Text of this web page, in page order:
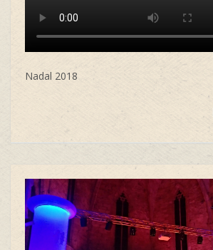
Nadal 2018